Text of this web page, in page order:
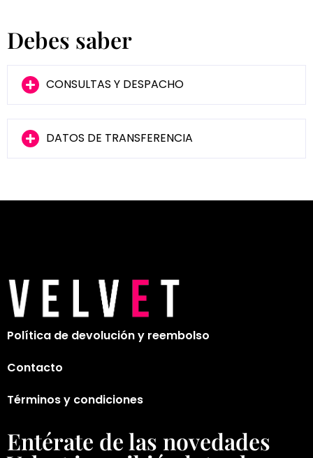
Debes saber
CONSULTAS Y DESPACHO
DATOS DE TRANSFERENCIA
Política de devolución y reembolso
Contacto
Términos y condiciones
Entérate de las novedades